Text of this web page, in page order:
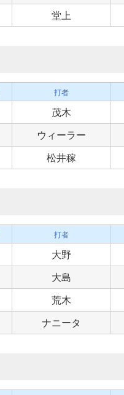
堂上
打者
茂木
ウィーラー
松井稼
打者
大野
大島
荒木
ナニータ